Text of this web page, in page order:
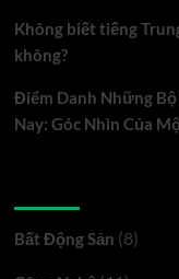
đắc
Không biết tiếng
không?
Điểm Danh Những
Nay: Góc Nhìn Của
Bất Động Sản (8)